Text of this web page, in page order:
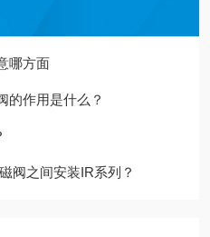
哪方面
的作用是什么？
阀之间安装IR系列？